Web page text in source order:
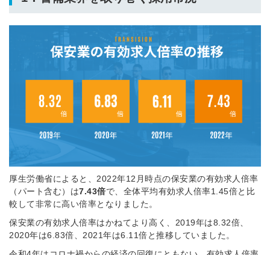
厚生労働省によると、2022年12月時点の保安業の有効求人倍率
（パート含む）は7.43倍で、全体平均有効求人倍率1.45倍と比
較して非常に高い倍率となりました。
保安業の有効求人倍率はかねてより高く、2019年は8.32倍、
2020年は6.83倍、2021年は6.11倍と推移していました。